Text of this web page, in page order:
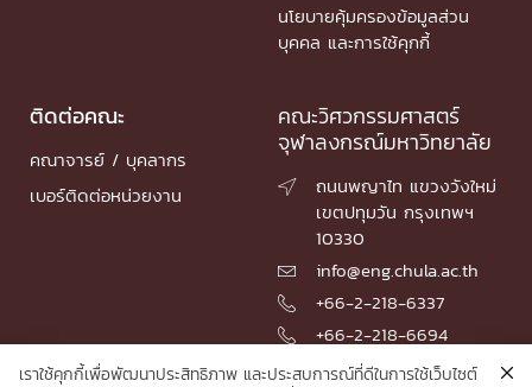
นโยบายคุ้มครองข้อมูลส่วน
บุคคล และการใช้คุกกี้
ติดต่อคณะ
คณาจารย์ / บุคลากร
เบอร์ติดต่อหน่วยงาน
คณะวิศวกรรมศาสตร์
จุฬาลงกรณ์มหาวิทยาลัย

ถนนพญาไท แขวงวังใหม่
เขตปทุมวัน กรุงเทพฯ
10330
 info@eng.chula.ac.th
 +66-2-218-6337
 +66-2-218-6694
เราใช้คุกกี้เพื่อพัฒนาประสิทธิภาพ และประสบการณ์ที่ดีในการใช้เว็บไซต์